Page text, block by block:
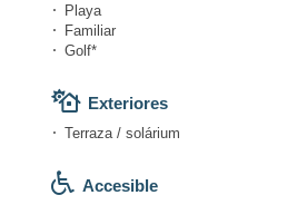
Playa
Familiar
Golf*
Exteriores
Terraza / solárium
Accesible